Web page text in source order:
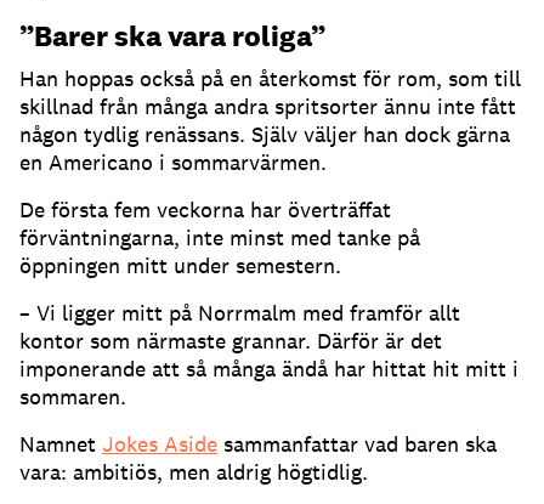
”Barer ska vara roliga”
Han hoppas också på en återkomst för rom, som till
skillnad från många andra spritsorter ännu inte fått
någon tydlig renässans. Själv väljer han dock gärna
en Americano i sommarvärmen.
De första fem veckorna har överträffat
förväntningarna, inte minst med tanke på
öppningen mitt under semestern.
– Vi ligger mitt på Norrmalm med framför allt
kontor som närmaste grannar. Därför är det
imponerande att så många ändå har hittat hit mitt i
sommaren.
Namnet Jokes Aside sammanfattar vad baren ska
vara: ambitiös, men aldrig högtidlig.